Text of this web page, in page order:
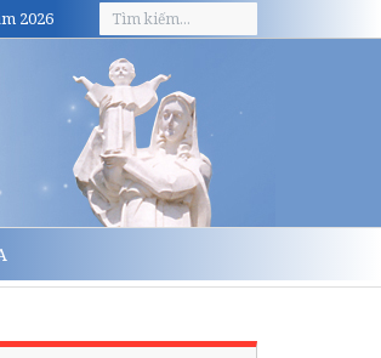
2026